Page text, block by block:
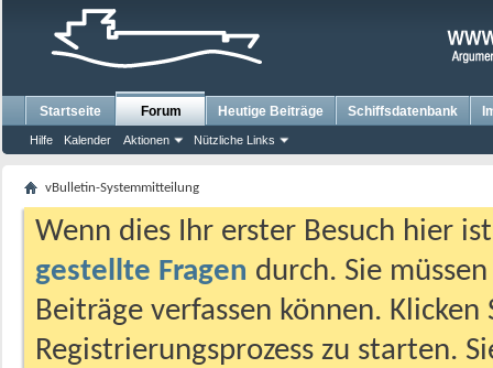
Startseite Forum
Hilfe Kalender Aktionen Nützliche Links
Heutige Beiträge Schiffsdatenbank
vBulletin-Systemmitteilung
Wenn dies Ihr erster Besuch hier
gestellte Fragen durch. Sie
Beiträge verfassen können.
Registrierungsprozess zu starten.